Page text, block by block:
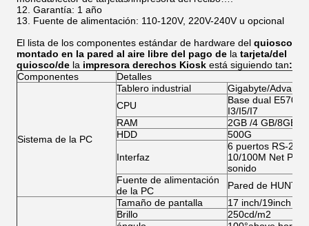
Garantía: 1 año
Fuente de alimentación: 110-120V, 220V-240V u opcional
El lista de los componentes estándar de hardware del quiosco
montado en la pared al aire libre del pago de la tarjeta/del
quiosco/de la impresora derechos Kiosk está siguiendo tan:
Componentes
Detalles
Sistema de la PC
Tablero industrial
Gigabyte/
CPU
Base dual
I3/I5/I7
RAM
2GB /4 GB/8GB
HDD
500G
Interfaz
6 puertos RS-
10/100M Net
sonido
Fuente de alimentación
de la PC
Pared de
Tamaño de pantalla
17 inch/19inch
Brillo
250cd/m2